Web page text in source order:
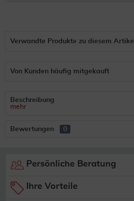
Verwandte Produkte zu diesem Artikel
Von Kunden häufig mitgekauft
Beschreibung
mehr
Bewertungen 0
Persönliche Beratung
Ihre Vorteile